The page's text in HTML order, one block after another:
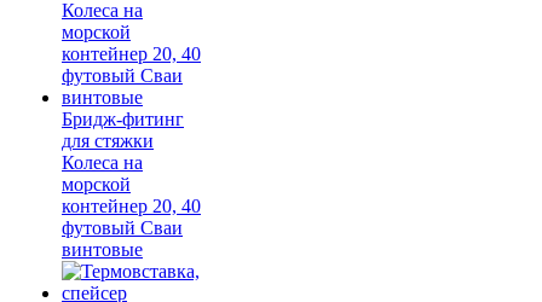
Бридж-фитинг
для стяжки
Колеса на
морской
контейнер 20, 40
футовый Сваи
винтовые